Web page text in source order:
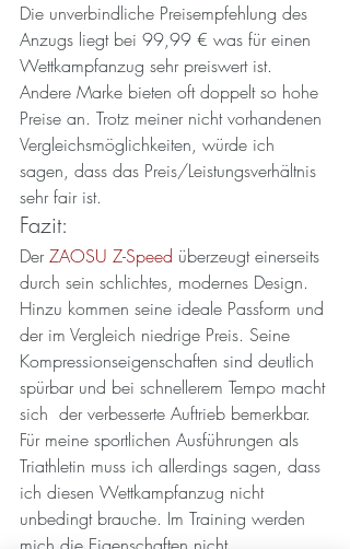
Die unverbindliche Preisempfehlung des
Anzugs liegt bei 99,99 € was für einen
Wettkampfanzug sehr preiswert ist.
Andere Marke bieten oft doppelt so hohe
Preise an. Trotz meiner nicht vorhandenen
Vergleichsmöglichkeiten, würde ich
sagen, dass das Preis/Leistungsverhältnis
sehr fair ist.
Fazit:
Der ZAOSU Z-Speed überzeugt einerseits
durch sein schlichtes, modernes Design.
Hinzu kommen seine ideale Passform und
der im Vergleich niedrige Preis. Seine
Kompressionseigenschaften sind deutlich
spürbar und bei schnellerem Tempo macht
sich  der verbesserte Auftrieb bemerkbar.
Für meine sportlichen Ausführungen als
Triathletin muss ich allerdings sagen, dass
ich diesen Wettkampfanzug nicht
unbedingt brauche. Im Training werden